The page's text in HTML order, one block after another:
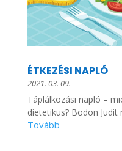
ÉTKEZÉSI NAPLÓ
2021. 03. 09.
Táplálkozási napló –
dietetikus? Bodon